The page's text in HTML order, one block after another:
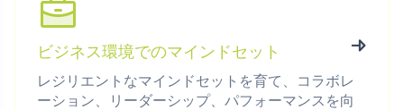
ビジネス環境でのマインドセット
レジリエントなマインドセットを育て、コラボレ
ーション、リーダーシップ、パフォーマンスを向